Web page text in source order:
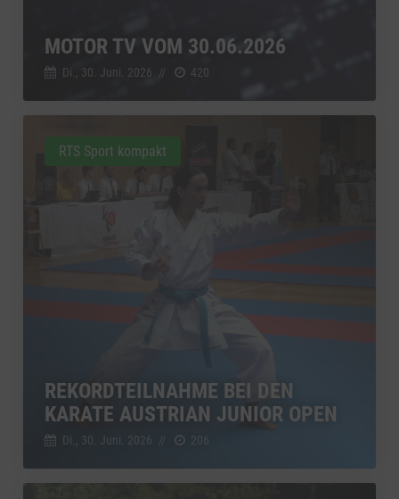
MOTOR TV VOM 30.06.2026
Di., 30. Juni. 2026 // 420
REKORDTEILNAHME BEI DEN
KARATE AUSTRIAN JUNIOR OPEN
Di., 30. Juni. 2026 // 206
RTS Sport kompakt